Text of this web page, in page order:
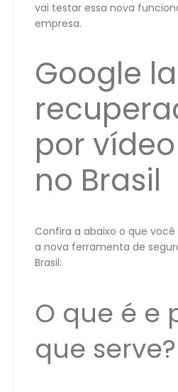
vai testar essa nova
empresa.
Google
por
no Brasil
Confira a abaixo o que
a nova ferramenta de
Brasil:
O que é e
que serve?